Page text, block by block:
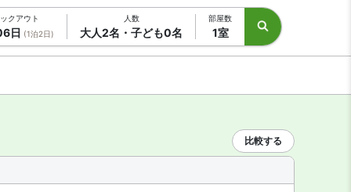
クアウト
日 (1泊2日)
人数
大人2名・子ども0名
部屋数
1室
比較する